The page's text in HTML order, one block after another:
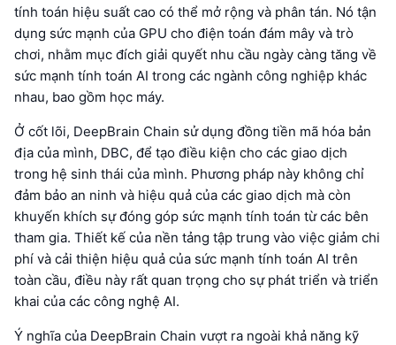
tính toán hiệu suất cao có thể mở rộng và phân tán. Nó tận
dụng sức mạnh của GPU cho điện toán đám mây và trò
chơi, nhằm mục đích giải quyết nhu cầu ngày càng tăng về
sức mạnh tính toán AI trong các ngành công nghiệp khác
nhau, bao gồm học máy.
Ở cốt lõi, DeepBrain Chain sử dụng đồng tiền mã hóa bản
địa của mình, DBC, để tạo điều kiện cho các giao dịch
trong hệ sinh thái của mình. Phương pháp này không chỉ
đảm bảo an ninh và hiệu quả của các giao dịch mà còn
khuyến khích sự đóng góp sức mạnh tính toán từ các bên
tham gia. Thiết kế của nền tảng tập trung vào việc giảm chi
phí và cải thiện hiệu quả của sức mạnh tính toán AI trên
toàn cầu, điều này rất quan trọng cho sự phát triển và triển
khai của các công nghệ AI.
Ý nghĩa của DeepBrain Chain vượt ra ngoài khả năng kỹ